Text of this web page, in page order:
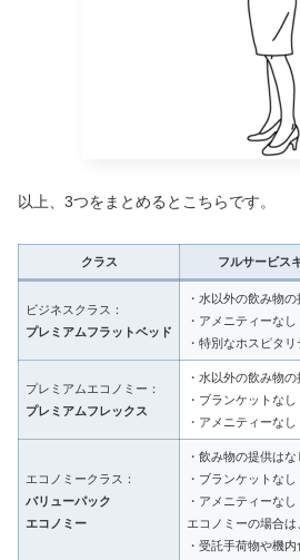
以上、3つをまとめるとこちらです。
クラス フルサービス
ビジネスクラス：
プレミアムフラットベッド
・水以外の飲み物の
・アメニティーなし
・特別なホスピタリ
プレミアムエコノミー：
プレミアムフレックス
・水以外の飲み物の
・ブランケットなし
・アメニティーなし
エコノミークラス：
バリューパック
エコノミー
・飲み物の提供はな
・ブランケットなし
・アメニティーなし
エコノミーの場合は
・受託手荷物や機